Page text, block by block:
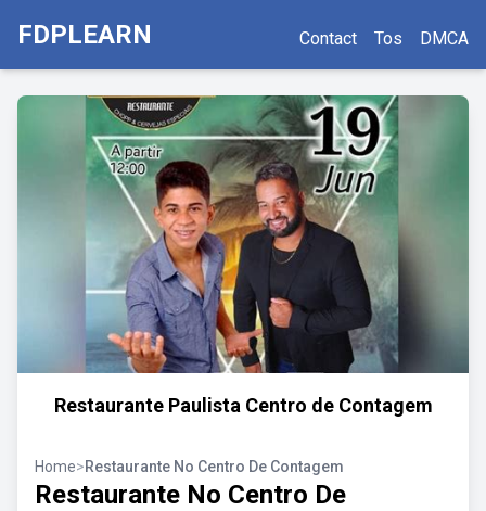
FDPLEARN Contact Tos DMCA
Restaurante Paulista Centro de Contagem
Home>Restaurante No Centro De Contagem
Restaurante No Centro De